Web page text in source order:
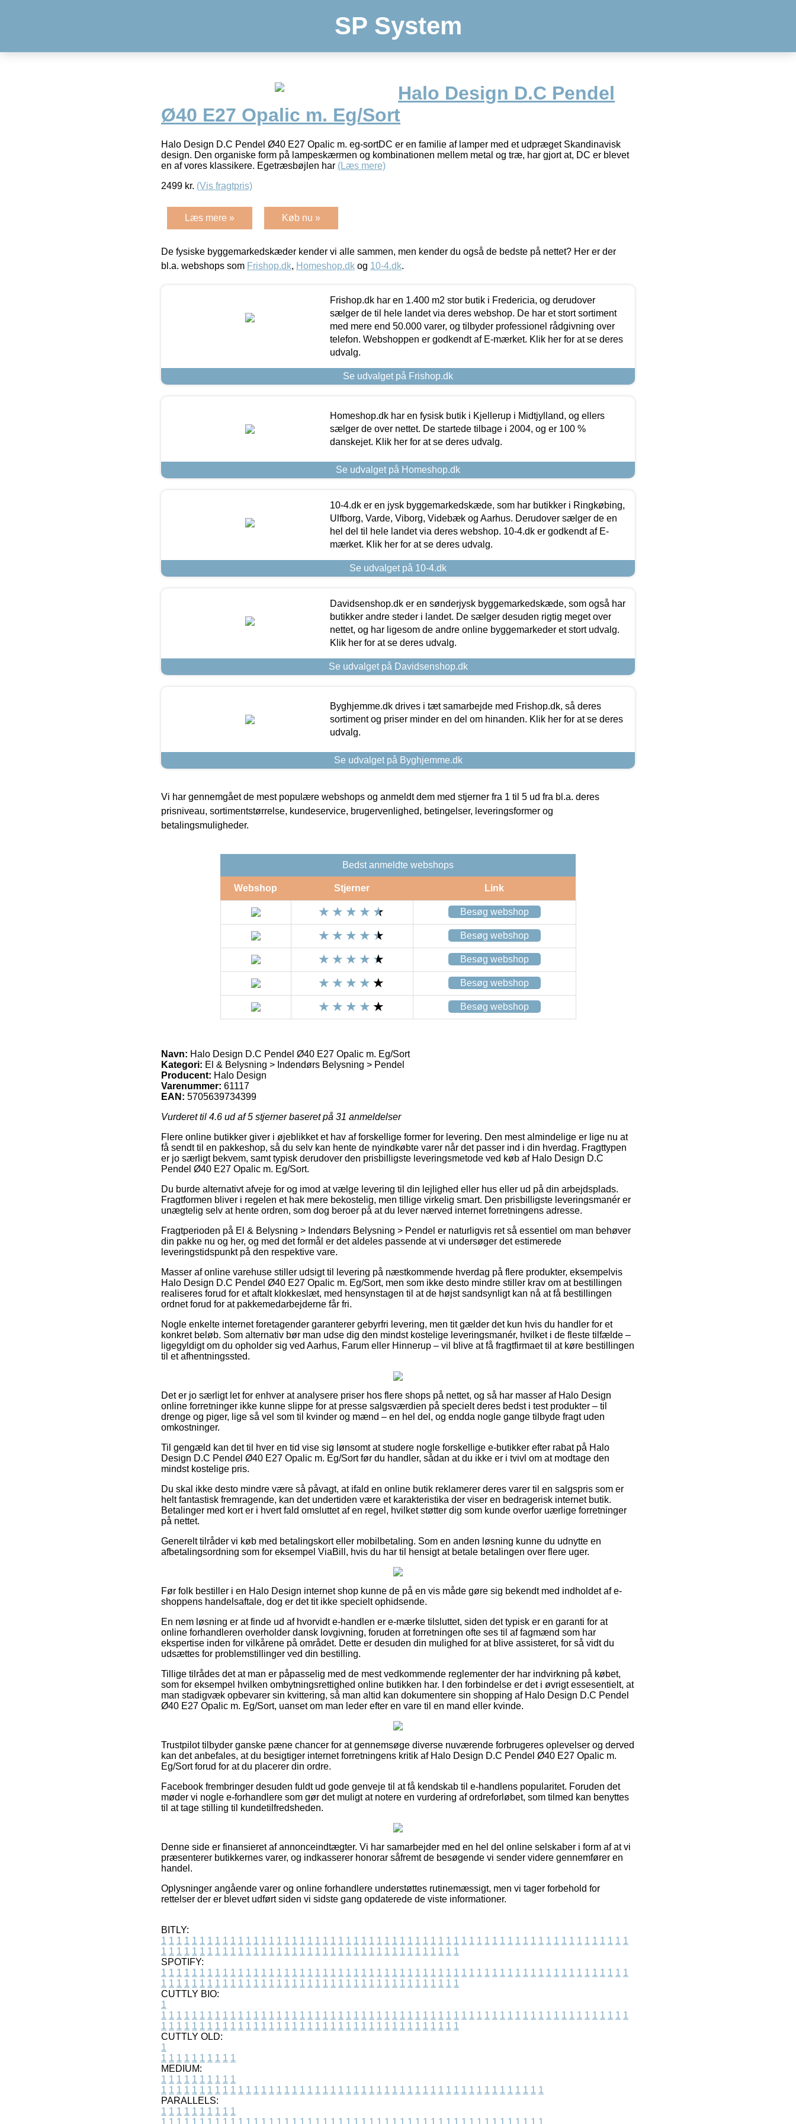
SP System
Halo Design D.C Pendel
Ø40 E27 Opalic m. Eg/Sort
Halo Design D.C Pendel Ø40 E27 Opalic m. eg-sortDC er en familie af lamper med et udpræget Skandinavisk
design. Den organiske form på lampeskærmen og kombinationen mellem metal og træ, har gjort at, DC er blevet
en af vores klassikere. Egetræsbøjlen har (Læs mere)
2499 kr. (Vis fragtpris)
Læs mere » Køb nu »
De fysiske byggemarkedskæder kender vi alle sammen, men kender du også de bedste på nettet? Her er der
bl.a. webshops som Frishop.dk, Homeshop.dk og 10-4.dk.
Frishop.dk har en 1.400 m2 stor butik i Fredericia, og derudover
sælger de til hele landet via deres webshop. De har et stort sortiment
med mere end 50.000 varer, og tilbyder professionel rådgivning over
telefon. Webshoppen er godkendt af E-mærket. Klik her for at se deres
udvalg.
Se udvalget på Frishop.dk
Homeshop.dk har en fysisk butik i Kjellerup i Midtjylland, og ellers
sælger de over nettet. De startede tilbage i 2004, og er 100 %
danskejet. Klik her for at se deres udvalg.
Se udvalget på Homeshop.dk
10-4.dk er en jysk byggemarkedskæde, som har butikker i Ringkøbing,
Ulfborg, Varde, Viborg, Videbæk og Aarhus. Derudover sælger de en
hel del til hele landet via deres webshop. 10-4.dk er godkendt af E-
mærket. Klik her for at se deres udvalg.
Se udvalget på 10-4.dk
Davidsenshop.dk er en sønderjysk byggemarkedskæde, som også har
butikker andre steder i landet. De sælger desuden rigtig meget over
nettet, og har ligesom de andre online byggemarkeder et stort udvalg.
Klik her for at se deres udvalg.
Se udvalget på Davidsenshop.dk
Byghjemme.dk drives i tæt samarbejde med Frishop.dk, så deres
sortiment og priser minder en del om hinanden. Klik her for at se deres
udvalg.
Se udvalget på Byghjemme.dk
Vi har gennemgået de mest populære webshops og anmeldt dem med stjerner fra 1 til 5 ud fra bl.a. deres
prisniveau, sortimentstørrelse, kundeservice, brugervenlighed, betingelser, leveringsformer og
betalingsmuligheder.
Bedst anmeldte webshops
Webshop Stjerner Link
Besøg webshop
Besøg webshop
Besøg webshop
Besøg webshop
Besøg webshop
Navn: Halo Design D.C Pendel Ø40 E27 Opalic m. Eg/Sort
Kategori: El & Belysning > Indendørs Belysning > Pendel
Producent: Halo Design
Varenummer: 61117
EAN: 5705639734399
Vurderet til 4.6 ud af 5 stjerner baseret på 31 anmeldelser
Flere online butikker giver i øjeblikket et hav af forskellige former for levering. Den mest almindelige er lige nu at
få sendt til en pakkeshop, så du selv kan hente de nyindkøbte varer når det passer ind i din hverdag. Fragttypen
er jo særligt bekvem, samt typisk derudover den prisbilligste leveringsmetode ved køb af Halo Design D.C
Pendel Ø40 E27 Opalic m. Eg/Sort.
Du burde alternativt afveje for og imod at vælge levering til din lejlighed eller hus eller ud på din arbejdsplads.
Fragtformen bliver i regelen et hak mere bekostelig, men tillige virkelig smart. Den prisbilligste leveringsmanér er
unægtelig selv at hente ordren, som dog beroer på at du lever nærved internet forretningens adresse.
Fragtperioden på El & Belysning > Indendørs Belysning > Pendel er naturligvis ret så essentiel om man behøver
din pakke nu og her, og med det formål er det aldeles passende at vi undersøger det estimerede
leveringstidspunkt på den respektive vare.
Masser af online varehuse stiller udsigt til levering på næstkommende hverdag på flere produkter, eksempelvis
Halo Design D.C Pendel Ø40 E27 Opalic m. Eg/Sort, men som ikke desto mindre stiller krav om at bestillingen
realiseres forud for et aftalt klokkeslæt, med hensynstagen til at de højst sandsynligt kan nå at få bestillingen
ordnet forud for at pakkemedarbejderne får fri.
Nogle enkelte internet foretagender garanterer gebyrfri levering, men tit gælder det kun hvis du handler for et
konkret beløb. Som alternativ bør man udse dig den mindst kostelige leveringsmanér, hvilket i de fleste tilfælde –
ligegyldigt om du opholder sig ved Aarhus, Farum eller Hinnerup – vil blive at få fragtfirmaet til at køre bestillingen
til et afhentningssted.
Det er jo særligt let for enhver at analysere priser hos flere shops på nettet, og så har masser af Halo Design
online forretninger ikke kunne slippe for at presse salgsværdien på specielt deres bedst i test produkter – til
drenge og piger, lige så vel som til kvinder og mænd – en hel del, og endda nogle gange tilbyde fragt uden
omkostninger.
Til gengæld kan det til hver en tid vise sig lønsomt at studere nogle forskellige e-butikker efter rabat på Halo
Design D.C Pendel Ø40 E27 Opalic m. Eg/Sort før du handler, sådan at du ikke er i tvivl om at modtage den
mindst kostelige pris.
Du skal ikke desto mindre være så påvagt, at ifald en online butik reklamerer deres varer til en salgspris som er
helt fantastisk fremragende, kan det undertiden være et karakteristika der viser en bedragerisk internet butik.
Betalinger med kort er i hvert fald omsluttet af en regel, hvilket støtter dig som kunde overfor uærlige forretninger
på nettet.
Generelt tilråder vi køb med betalingskort eller mobilbetaling. Som en anden løsning kunne du udnytte en
afbetalingsordning som for eksempel ViaBill, hvis du har til hensigt at betale betalingen over flere uger.
Før folk bestiller i en Halo Design internet shop kunne de på en vis måde gøre sig bekendt med indholdet af e-
shoppens handelsaftale, dog er det tit ikke specielt ophidsende.
En nem løsning er at finde ud af hvorvidt e-handlen er e-mærke tilsluttet, siden det typisk er en garanti for at
online forhandleren overholder dansk lovgivning, foruden at forretningen ofte ses til af fagmænd som har
ekspertise inden for vilkårene på området. Dette er desuden din mulighed for at blive assisteret, for så vidt du
udsættes for problemstillinger ved din bestilling.
Tillige tilrådes det at man er påpasselig med de mest vedkommende reglementer der har indvirkning på købet,
som for eksempel hvilken ombytningsrettighed online butikken har. I den forbindelse er det i øvrigt essesentielt, at
man stadigvæk opbevarer sin kvittering, så man altid kan dokumentere sin shopping af Halo Design D.C Pendel
Ø40 E27 Opalic m. Eg/Sort, uanset om man leder efter en vare til en mand eller kvinde.
Trustpilot tilbyder ganske pæne chancer for at gennemsøge diverse nuværende forbrugeres oplevelser og derved
kan det anbefales, at du besigtiger internet forretningens kritik af Halo Design D.C Pendel Ø40 E27 Opalic m.
Eg/Sort forud for at du placerer din ordre.
Facebook frembringer desuden fuldt ud gode genveje til at få kendskab til e-handlens popularitet. Foruden det
møder vi nogle e-forhandlere som gør det muligt at notere en vurdering af ordreforløbet, som tilmed kan benyttes
til at tage stilling til kundetilfredsheden.
Denne side er finansieret af annonceindtægter. Vi har samarbejder med en hel del online selskaber i form af at vi
præsenterer butikkernes varer, og indkasserer honorar såfremt de besøgende vi sender videre gennemfører en
handel.
Oplysninger angående varer og online forhandlere understøttes rutinemæssigt, men vi tager forbehold for
rettelser der er blevet udført siden vi sidste gang opdaterede de viste informationer.
BITLY:
1 1 1 1 1 1 1 1 1 1 1 1 1 1 1 1 1 1 1 1 1 1 1 1 1 1 1 1 1 1 1 1 1 1 1 1 1 1 1 1 1 1 1 1 1 1 1 1 1 1 1 1 1 1 1 1 1 1 1 1 1
1 1 1 1 1 1 1 1 1 1 1 1 1 1 1 1 1 1 1 1 1 1 1 1 1 1 1 1 1 1 1 1 1 1 1 1 1 1 1
SPOTIFY:
1 1 1 1 1 1 1 1 1 1 1 1 1 1 1 1 1 1 1 1 1 1 1 1 1 1 1 1 1 1 1 1 1 1 1 1 1 1 1 1 1 1 1 1 1 1 1 1 1 1 1 1 1 1 1 1 1 1 1 1 1
1 1 1 1 1 1 1 1 1 1 1 1 1 1 1 1 1 1 1 1 1 1 1 1 1 1 1 1 1 1 1 1 1 1 1 1 1 1 1
CUTTLY BIO:
1
1 1 1 1 1 1 1 1 1 1 1 1 1 1 1 1 1 1 1 1 1 1 1 1 1 1 1 1 1 1 1 1 1 1 1 1 1 1 1 1 1 1 1 1 1 1 1 1 1 1 1 1 1 1 1 1 1 1 1 1 1
1 1 1 1 1 1 1 1 1 1 1 1 1 1 1 1 1 1 1 1 1 1 1 1 1 1 1 1 1 1 1 1 1 1 1 1 1 1 1
CUTTLY OLD:
1
1 1 1 1 1 1 1 1 1 1
MEDIUM:
1 1 1 1 1 1 1 1 1 1
1 1 1 1 1 1 1 1 1 1 1 1 1 1 1 1 1 1 1 1 1 1 1 1 1 1 1 1 1 1 1 1 1 1 1 1 1 1 1 1 1 1 1 1 1 1 1 1 1 1
PARALLELS:
1 1 1 1 1 1 1 1 1 1
1 1 1 1 1 1 1 1 1 1 1 1 1 1 1 1 1 1 1 1 1 1 1 1 1 1 1 1 1 1 1 1 1 1 1 1 1 1 1 1 1 1 1 1 1 1 1 1 1 1